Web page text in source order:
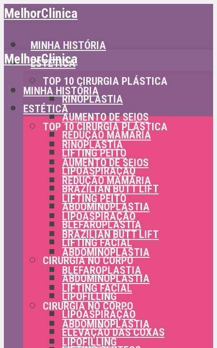
MelhorClinica
MINHA HISTÓRIA
ESTÉTICA
TOP 10 CIRURGIA PLÁSTICA
RINOPLASTIA
AUMENTO DE SEIOS
REDUÇÃO MAMÁRIA
LIFTING PEITO
LIPOASPIRAÇÃO
BRAZILIAN BUTT LIFT
ABDOMINOPLASTIA
BLEFAROPLASTIA
LIFTING FACIAL
CIRURGIA NO CORPO
ABDOMINOPLASTIA
LIPOFILLING
LIPOASPIRAÇÃO
ELEVAÇÃO DAS COXAS
MelhorClinica
MINHA HISTÓRIA
ESTÉTICA
TOP 10 CIRURGIA PLÁSTICA
RINOPLASTIA
AUMENTO DE SEIOS
REDUÇÃO MAMÁRIA
LIFTING PEITO
LIPOASPIRAÇÃO
BRAZILIAN BUTT LIFT
ABDOMINOPLASTIA
BLEFAROPLASTIA
LIFTING FACIAL
CIRURGIA NO CORPO
ABDOMINOPLASTIA
LIPOFILLING